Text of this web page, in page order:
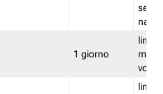
1 giorno